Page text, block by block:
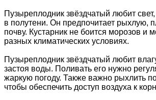
Пузыреплодник звёздчатый любит
в полутени. Он предпочитает рыхлую,
почву. Кустарник не боится морозов и
разных климатических условиях.
Пузыреплодник звёздчатый любит
застоя воды. Поливать его нужно
жаркую погоду. Также важно рыхлить
чтобы обеспечить доступ воздуха к